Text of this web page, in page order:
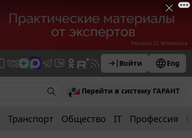
Войти Eng
Перейти в систему ГАРАНТ
Транспорт Общество IT Профессия